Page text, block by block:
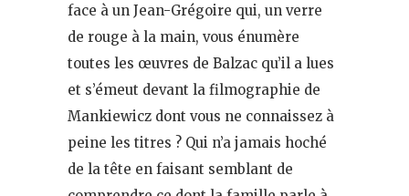
face à un Jean-Grégoire qui, un verre
de rouge à la main, vous énumère
toutes les œuvres de Balzac qu’il a lues
et s’émeut devant la filmographie de
Mankiewicz dont vous ne connaissez à
peine les titres ? Qui n’a jamais hoché
de la tête en faisant semblant de